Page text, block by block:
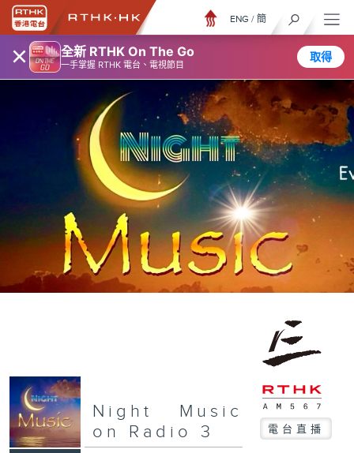
× 全新 RTHK On The Go
一手掌握 RTHK 電台、電視節目
取得
ENG / 簡
Night Music
on Radio 3
電台直播